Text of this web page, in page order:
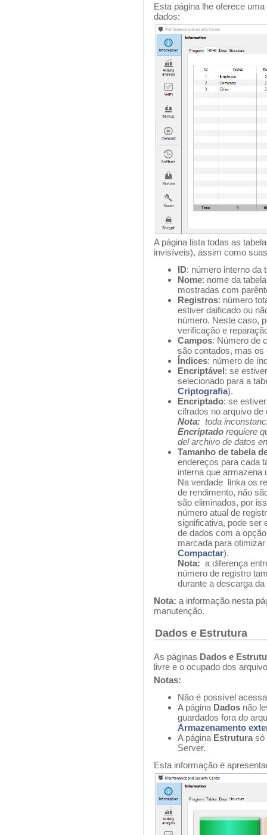
Esta página lhe oferece
dados:
A página lista todas as
invisíveis), assim como
ID: número interno da
Nome: nome da
mostradas com
Registros: número
estiver daificado ou
número. Neste caso,
verificação e
Campos: Número de
são contados, mas
Índices: número de
Encriptável: se
selecionado para a
Criptografia).
Encriptado: se
cifrados no arquivo de
Nota: toda
Encriptado requiere
del archivo de datos
Tamanho de tabela
endereços para cada
interna que armazena
Na verdade linka os
de rendimento, não
são eliminados, por
número atual de
significativa, pode ser
de dados com a
marcada para
Compactar).
Nota: a diferença
número de registro
durante a descarga
Nota: a informação nesta
manutenção.
Dados e Estrutura
As páginas Dados e
livre e o ocupado dos
Notas:
Não é possível
A página Dados não
guardados fora do
Armazenamento
A página Estrutura só
Server.
Esta informação é